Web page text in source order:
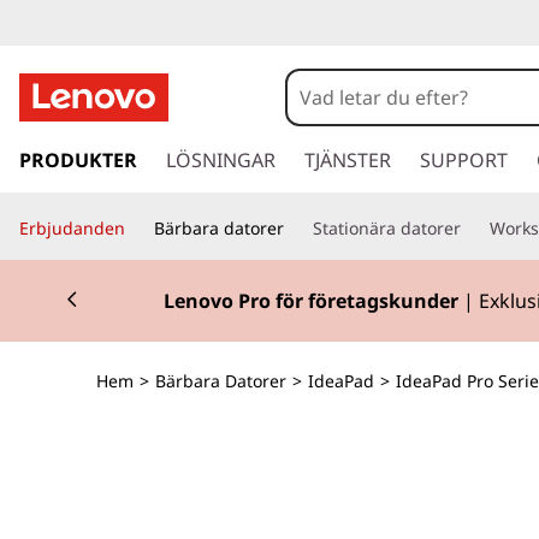
d
e
a
P
d
o
a
v
a
PRODUKTER LÖSNINGAR TJÄNSTER SUPPORT
Erbjudanden Bärbara datorer Stationära datorer
Lenovo Pro för företagskunder|
Currently displaying item 2 of 2
Hem > Bärbara Datorer > IdeaPad > IdeaPad Pro